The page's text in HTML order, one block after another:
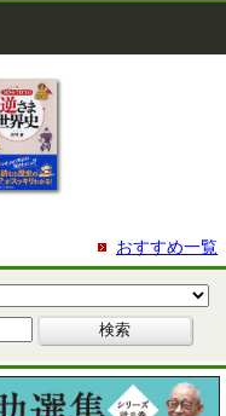
おすすめ一覧